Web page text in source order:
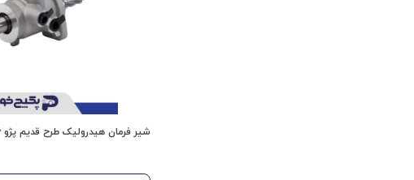
شیر فرمان هیدرولیک طرح قدیم پژو 206 1507092 اماتا صمد